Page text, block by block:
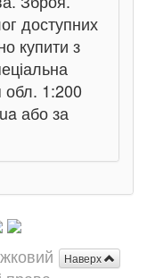
доступних
купити з
обл. 1:200
або за
Наверх